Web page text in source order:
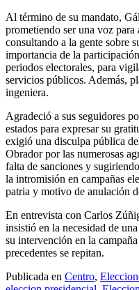
Al término de su mandato,
prometiendo ser una voz
consultando a la gente sobre
importancia de la
periodos electorales, para
servicios públicos. Además,
ingeniera.
Agradeció a sus seguidores
estados para expresar su
exigió una disculpa pública
Obrador por las numerosas
falta de sanciones y
la intromisión en campañas
patria y motivo de anulación
En entrevista con Carlos
insistió en la necesidad de
su intervención en la
precedentes se repitan.
Publicada en Centro,